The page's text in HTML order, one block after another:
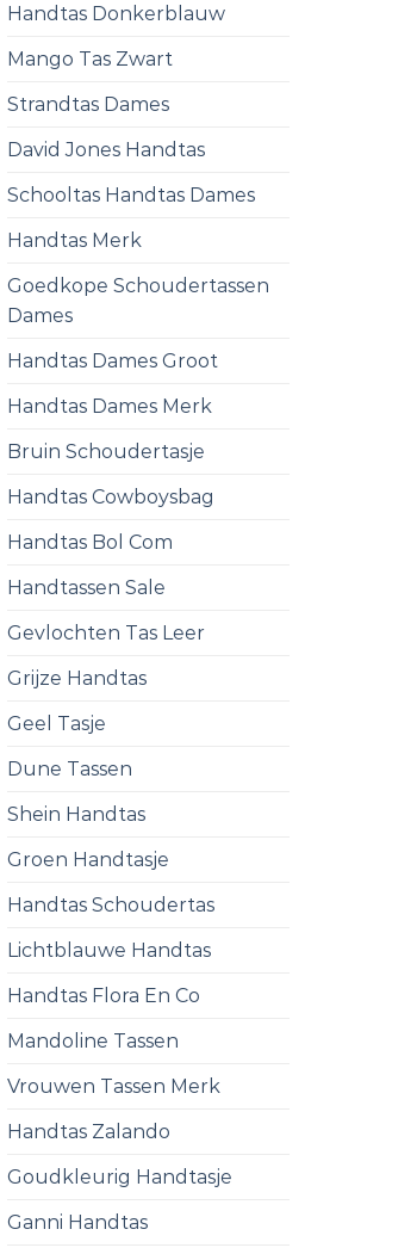
Handtas Donkerblauw
Mango Tas Zwart
Strandtas Dames
David Jones Handtas
Schooltas Handtas Dames
Handtas Merk
Goedkope Schoudertassen
Dames
Handtas Dames Groot
Handtas Dames Merk
Bruin Schoudertasje
Handtas Cowboysbag
Handtas Bol Com
Handtassen Sale
Gevlochten Tas Leer
Grijze Handtas
Geel Tasje
Dune Tassen
Shein Handtas
Groen Handtasje
Handtas Schoudertas
Lichtblauwe Handtas
Handtas Flora En Co
Mandoline Tassen
Vrouwen Tassen Merk
Handtas Zalando
Goudkleurig Handtasje
Ganni Handtas